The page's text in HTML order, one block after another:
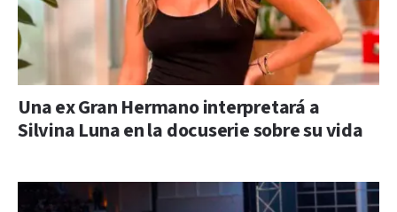
Una ex Gran Hermano interpretará a
Silvina Luna en la docuserie sobre su vida